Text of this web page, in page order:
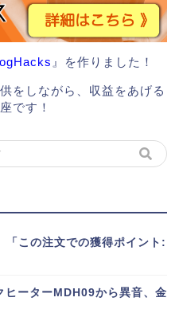
』を作りました！
をしながら、収益をあげる
です！
「この注文での獲得ポイント:
ヒーターMDH09から異音、金